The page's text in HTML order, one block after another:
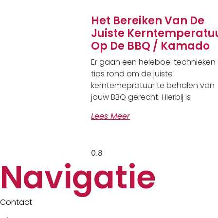
Het Bereiken Van De
Juiste
Op De BBQ / Kamado
Er gaan een heleboel technieken
tips rond om de juiste
kerntemepratuur te behalen van
jouw BBQ gerecht. Hierbij is
Lees Meer
Navigatie
Contact